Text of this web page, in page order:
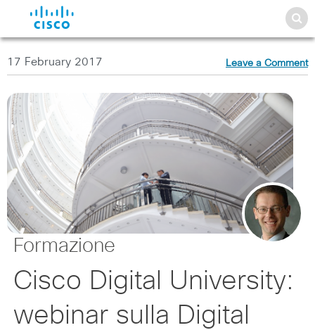
17 February 2017 Leave a Comment
Formazione
Cisco Digital University:
webinar sulla Digital